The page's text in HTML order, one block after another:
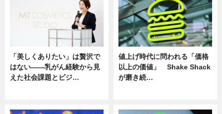
「美しくありたい」は贅沢で
はない――乳がん経験から見
えた社会課題とビジ…
値上げ時代に問われる「価格
以上の価値」 Shake Shack
が磨き続…